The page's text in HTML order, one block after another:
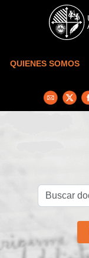
Skip to main content
QUIENES SOMOS